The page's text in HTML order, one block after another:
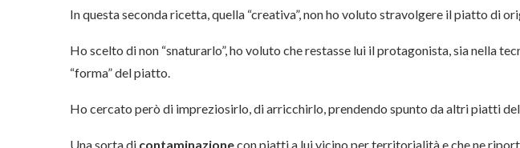
In questa seconda ricetta, quella “creativa”, non ho voluto stravolgere il piatto di
Ho scelto di non “snaturarlo”, ho voluto che restasse lui il protagonista, sia nella
“forma” del piatto.
Ho cercato però di impreziosirlo, di arricchirlo, prendendo spunto da altri piatti
Una sorta di contaminazionecon piatti a lui vicino per territorialità e che ne